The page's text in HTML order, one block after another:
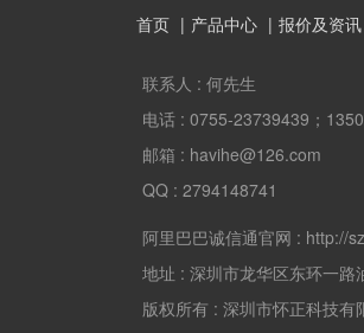
首页 产品中心 报价及资讯
联系人 : 何先生
电话 : 0755-23739439；
邮箱 : havihe@126.com
QQ : 2794148741
阿里巴巴诚信通官网 : http://
地址 : 深圳市龙华区东环一路
版权所有 : 深圳市怀正科技有